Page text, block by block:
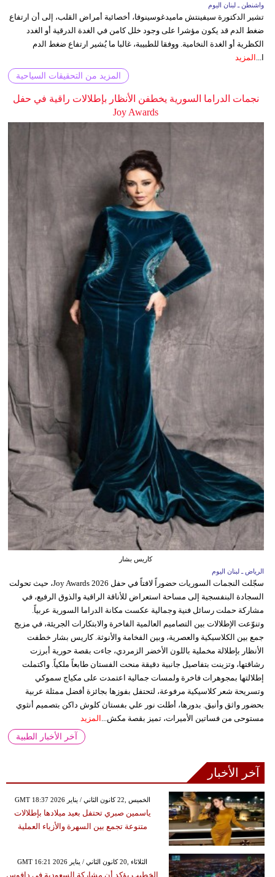
واشنطن ـ لبنان اليوم
تشير الدكتورة سيفينتش ماميدغوسينوفا، أخصائية أمراض القلب، إلى أن ارتفاع
ضغط الدم قد يكون مؤشرا على وجود خلل كامن في الغدة الدرقية أو الغدد
الكظرية أو الغدة النخامية. ووفقا للطبيبة، غالبا ما يُشير ارتفاع ضغط الدم
ا... المزيد
المزيد من التحقيقات السياحية
نجمات الدراما السورية يخطفن الأنظار بإطلالات راقية في حفل
Joy Awards
كاريس بشار
الرياض ـ لبنان اليوم
سجّلت النجمات السوريات حضوراً لافتاً في حفل Joy Awards 2026، حيث تحولت
السجادة البنفسجية إلى مساحة استعراض للأناقة الراقية والذوق الرفيع، في
مشاركة حملت رسائل فنية وجمالية عكست مكانة الدراما السورية عربياً.
وتنوّعت الإطلالات بين التصاميم العالمية الفاخرة والابتكارات الجريئة، في مزيج
جمع بين الكلاسيكية والعصرية، وبين الفخامة والأنوثة. كاريس بشار خطفت
الأنظار بإطلالة مخملية باللون الأخضر الزمردي، جاءت بقصة حورية أبرزت
رشاقتها، وتزينت بتفاصيل جانبية دقيقة منحت الفستان طابعاً ملكياً. واكتملت
إطلالتها بمجوهرات فاخرة ولمسات جمالية اعتمدت على مكياج سموكي
وتسريحة شعر كلاسيكية مرفوعة، لتحتفل بفوزها بجائزة أفضل ممثلة عربية
بحضور واثق وأنيق. بدورها، أطلت نور علي بفستان كلوش داكن بتصميم أنثوي
مستوحى من فساتين الأميرات، تميز بقصة مكش... المزيد
آخر الأخبار الطبية
آخر الأخبار
GMT 18:37 2026 الخميس ,22 كانون الثاني / يناير
ياسمين صبري تحتفل بعيد ميلادها بإطلالات
متنوعة تجمع بين السهرة والأزياء العملية
GMT 16:21 2026 الثلاثاء ,20 كانون الثاني / يناير
الخطيب يؤكد أن مشاركة السعودية في دافوس